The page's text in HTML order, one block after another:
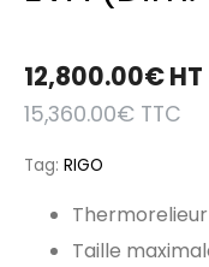
12,800.00€HT
15,360.00€ TTC
Tag: RIGO
Taille